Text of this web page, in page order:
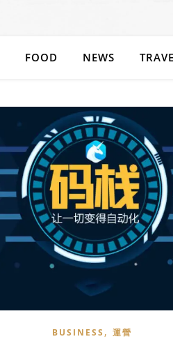
FOOD NEWS
BUSINESS , 運營